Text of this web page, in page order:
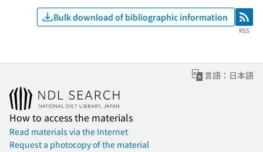
Bulk download of bibliographic information RSS
RSS
言語：日本語
How to access the materials
Read materials via the Internet
Request a photocopy of the material